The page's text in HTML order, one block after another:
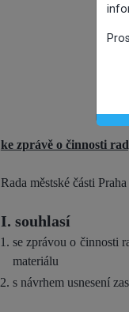
ke zprávě o činnosti
Rada městské části
I. souhlasí
se zprávou o činnosti
materiálu
s návrhem usnesení